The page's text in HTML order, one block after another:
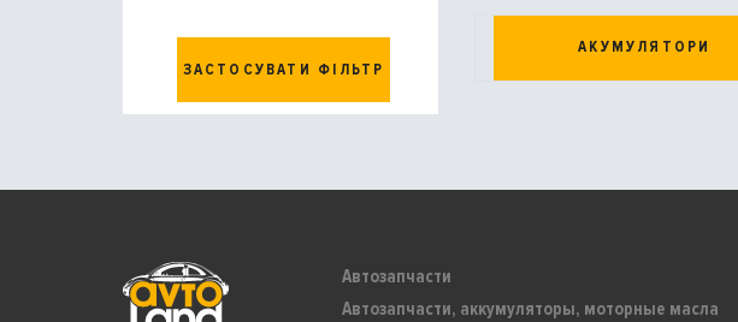
ЗАСТОСУВАТИ ФІЛЬТР
АКУМУЛЯТОРИ
Автозапчасти
Автозапчасти, аккумуляторы, моторные масла